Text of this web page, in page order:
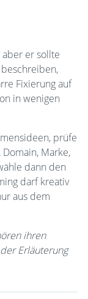
er sollte
Fixierung auf
in wenigen
prüfe
Marke,
dann den
darf kreativ
aus dem
ihren
Erläuterung